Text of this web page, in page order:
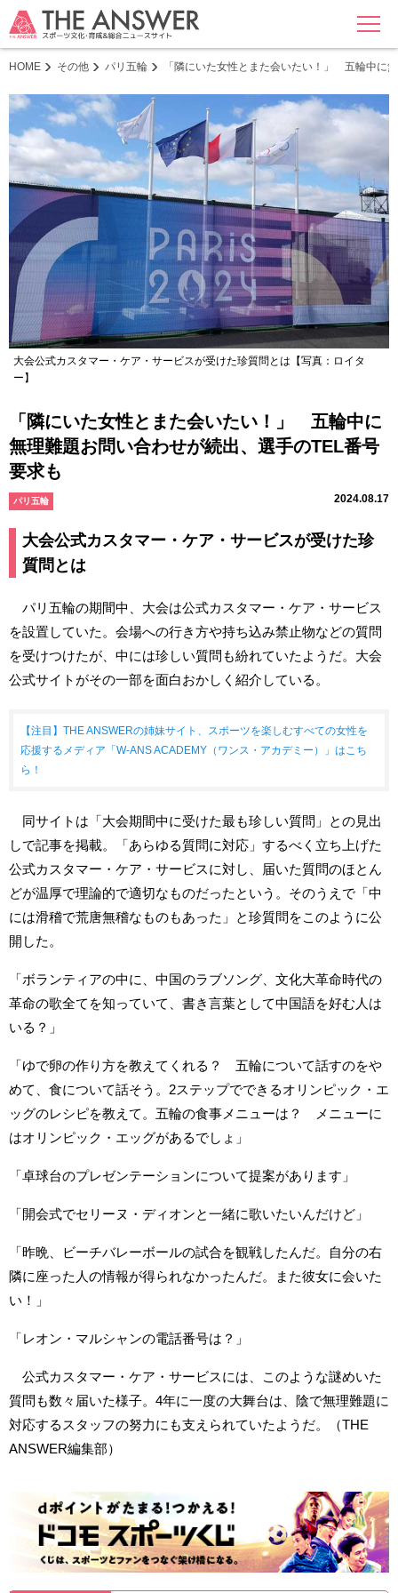
MENU
HOME その他 パリ五輪 「隣にいた女性とまた会いたい！」 五輪中に
大会公式カスタマー・ケア・サービスが受けた珍質問とは【写真：ロイタ
ー】
「隣にいた女性とまた会いたい！」 五輪中に
無理難題お問い合わせが続出、選手のTEL番号
要求も
パリ五輪 2024.08.17
大会公式カスタマー・ケア・サービスが受けた珍
質問とは
パリ五輪の期間中、大会は公式カスタマー・ケア・サービス
を設置していた。会場への行き方や持ち込み禁止物などの質問
を受けつけたが、中には珍しい質問も紛れていたようだ。大会
公式サイトがその一部を面白おかしく紹介している。
【注目】THE ANSWERの姉妹サイト、スポーツを楽しむすべての女性を
応援するメディア「W-ANS ACADEMY（ワンス・アカデミー）」はこち
ら！
同サイトは「大会期間中に受けた最も珍しい質問」との見出
しで記事を掲載。「あらゆる質問に対応」するべく立ち上げた
公式カスタマー・ケア・サービスに対し、届いた質問のほとん
どが温厚で理論的で適切なものだったという。そのうえで「中
には滑稽で荒唐無稽なものもあった」と珍質問をこのように公
開した。
「ボランティアの中に、中国のラブソング、文化大革命時代の
革命の歌全てを知っていて、書き言葉として中国語を好む人は
いる？」
「ゆで卵の作り方を教えてくれる？ 五輪について話すのをや
めて、食について話そう。2ステップでできるオリンピック・エ
ッグのレシピを教えて。五輪の食事メニューは？ メニューに
はオリンピック・エッグがあるでしょ」
「卓球台のプレゼンテーションについて提案があります」
「開会式でセリーヌ・ディオンと一緒に歌いたいんだけど」
「昨晩、ビーチバレーボールの試合を観戦したんだ。自分の右
隣に座った人の情報が得られなかったんだ。また彼女に会いた
い！」
「レオン・マルシャンの電話番号は？」
公式カスタマー・ケア・サービスには、このような謎めいた
質問も数々届いた様子。4年に一度の大舞台は、陰で無理難題に
対応するスタッフの努力にも支えられていたようだ。（THE
ANSWER編集部）